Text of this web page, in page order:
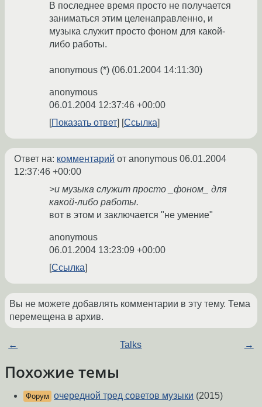
В последнее время просто не получается
заниматься этим целенаправленно, и
музыка служит просто фоном для какой-
либо работы.
anonymous (*) (06.01.2004 14:11:30)
anonymous
06.01.2004 12:37:46 +00:00
Показать ответ
Ссылка
Ответ на: комментарий от anonymous 06.01.2004
12:37:46 +00:00
>и музыка служит просто _фоном_ для
какой-либо работы.
вот в этом и заключается "не умение"
anonymous
06.01.2004 13:23:09 +00:00
Ссылка
Вы не можете добавлять комментарии в эту тему. Тема
перемещена в архив.
← Talks →
Похожие темы
Форум очередной тред советов музыки (2015)